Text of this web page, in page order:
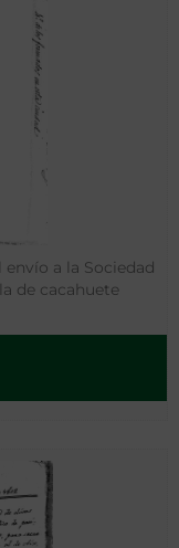
a la Sociedad
de cacahuete